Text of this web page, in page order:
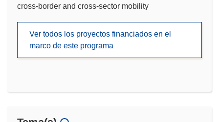
cross-border and cross-sector mobility
Ver todos los proyectos financiados en el
marco de este programa